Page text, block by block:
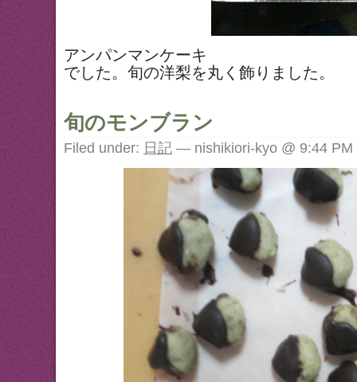
アンパンマンケーキ
でした。旬の洋梨を丸く飾りました。
旬のモンブラン
Filed under: 日記 — nishikiori-kyo @ 9:44 PM